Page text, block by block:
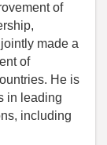
of
made a
of
He is
in leading
including